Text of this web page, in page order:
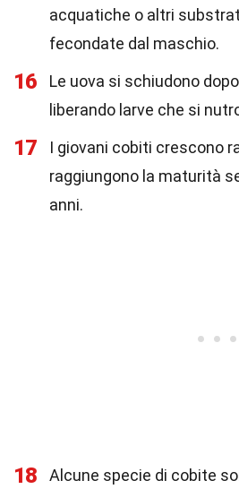
acquatiche o altri
fecondate dal maschio.
16
Le uova si schiudono
liberando larve che si
17
I giovani cobiti crescono
raggiungono la maturità
anni.
18
Alcune specie di cobite